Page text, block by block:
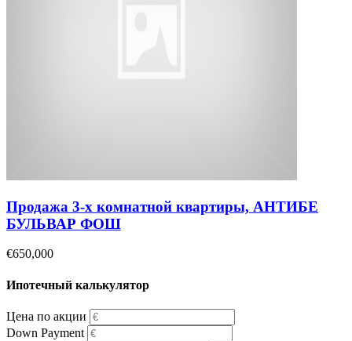
Продажа 3-х комнатной квартиры, АНТИБЕ
БУЛЬВАР ФОШ
€650,000
Ипотечный калькулятор
Цена по акции
Down Payment